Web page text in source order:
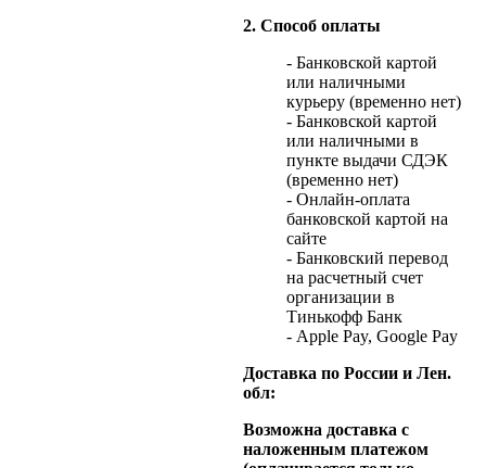
2. Способ оплаты
- Банковской картой
или наличными
курьеру (временно нет)
- Банковской картой
или наличными в
пункте выдачи СДЭК
(временно нет)
- Онлайн-оплата
банковской картой на
сайте
- Банковский перевод
на расчетный счет
организации в
Тинькофф Банк
- Apple Pay, Google Pay
Доставка по России и Лен.
обл:
Возможна доставка с
наложенным платежом